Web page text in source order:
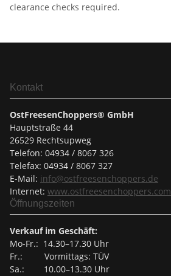
clearance checks required.
Kontakt
OstFreesenChoppers® GmbH
Hauptstraße 44
26529 Rechtsupweg
Telefon: 04934 / 8067 326
Telefax: 04934 / 8067 327
E-Mail: info@ostfreesenchoppers.de
Internet: www.ostfreesenchoppers.com
Öffnungszeiten
Verkauf im Geschäft:
Mo-Fr.: 14.30–17.30 Uhr
Fr.: Vormittags: TÜV
Sa.: 10.00–13.30 Uhr